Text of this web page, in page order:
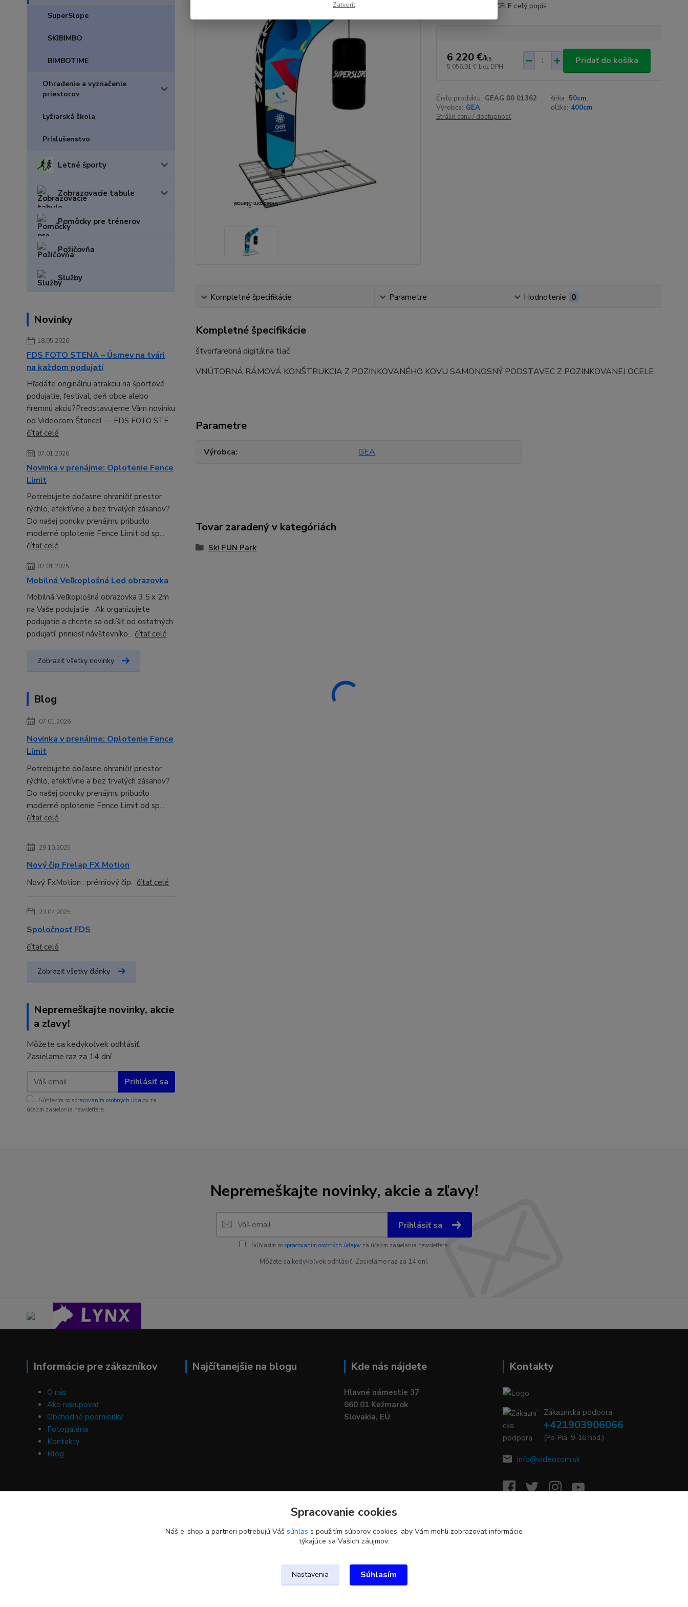
SuperSlope
SKIBIMBO
BIMBOTIME
Ohradenie a vyznačenie
priestorov
Lyžiarská škola
Príslušenstvo
Letné športy
Zobrazovacie tabule
Pomôcky pre trénerov
Požičovňa
Služby
Novinky
18.05.2026
FDS FOTO STENA – Úsmev na tvári
na každom podujatí
Hľadáte originálnu atrakciu na športové
podujatie, festival, deň obce alebo
firemnú akciu?Predstavujeme Vám novinku
od Videocom Štancel — FDS FOTO STE...
čítať celé
07.01.2026
Novinka v prenájme: Oplotenie Fence
Limit
Potrebujete dočasne ohraničiť priestor
rýchlo, efektívne a bez trvalých zásahov?
Do našej ponuky prenájmu pribudlo
moderné oplotenie Fence Limit od sp...
čítať celé
02.01.2025
Mobilná Veľkoplošná Led obrazovka
Mobilná Veľkoplošná obrazovka 3,5 x 2m
na Vaše podujatie Ak organizujete
podujatie a chcete sa odlíšiť od ostatných
podujatí, priniesť návštevníko... čítať celé
Zobraziť všetky novinky
Blog
07.01.2026
Novinka v prenájme: Oplotenie Fence
Limit
Potrebujete dočasne ohraničiť priestor
rýchlo, efektívne a bez trvalých zásahov?
Do našej ponuky prenájmu pribudlo
moderné oplotenie Fence Limit od sp...
čítať celé
29.10.2025
Nový čip Frelap FX Motion
Nový FxMotion : prémiový čip. čítať celé
23.04.2025
Spoločnosť FDS
čítať celé
Zobraziť všetky články
Nepremeškajte novinky, akcie
a zľavy!
Môžete sa kedykoľvek odhlásiť.
Zasielame raz za 14 dní.
Prihlásiť sa
Súhlasím so spracovaním osobných údajov za
účelom zasielania newslettera.
POZINKOVANEJ OCELE celý popis
6 220 €/ks
5 056,91 € bez DPH
Pridať do košíka
Číslo produktu: GEAG 00 01362 šírka: 50cm
Výrobca: GEA dĺžka: 400cm
Strážiť cenu / dostupnosť
Kompletné špecifikácie Parametre Hodnotenie 0
Kompletné špecifikácie
štvorfarebná digitálna tlač
VNÚTORNÁ RÁMOVÁ KONŠTRUKCIA Z POZINKOVANÉHO KOVU SAMONOSNÝ PODSTAVEC Z POZINKOVANEJ OCELE
Parametre
Výrobca GEA
Tovar zaradený v kategóriách
Ski FUN Park
Nepremeškajte novinky, akcie a zľavy!
Prihlásiť sa
Súhlasím so spracovaním osobných údajovza účelom zasielania newslettera.
Môžete sa kedykoľvek odhlásiť. Zasielame raz za 14 dní.
Informácie pre zákazníkov
O nás
Ako nakupovať
Obchodné podmienky
Fotogaléria
Kontakty
Blog
Najčítanejšie na blogu Kde nás nájdete
Hlavné námestie 37
060 01 Kežmarok
Slovakia, EÚ
Kontakty
Zákaznícka podpora
+421903906066
(Po-Pia, 9-16 hod.)
info@videocom.sk
Zatvoriť
Spracovanie cookies
Náš e-shop a partneri potrebujú Váš súhlas s použitím súborov cookies, aby Vám mohli zobrazovať informácie
týkajúce sa Vašich záujmov.
Nastavenia Súhlasím